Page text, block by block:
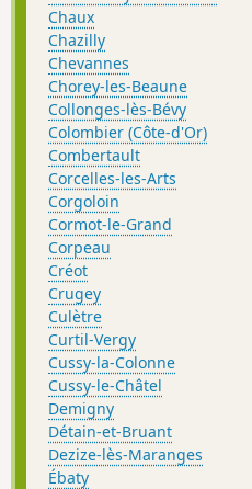
Chaux
Chazilly
Chevannes
Chorey-les-Beaune
Collonges-lès-Bévy
Colombier (Côte-d'Or)
Combertault
Corcelles-les-Arts
Corgoloin
Cormot-le-Grand
Corpeau
Créot
Crugey
Culètre
Curtil-Vergy
Cussy-la-Colonne
Cussy-le-Châtel
Demigny
Détain-et-Bruant
Dezize-lès-Maranges
Ébaty